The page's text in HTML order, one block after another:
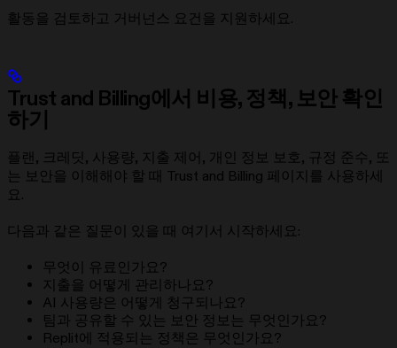
활동을 검토하고 거버넌스 요건을 지원하세요.
Trust and Billing에서 비용, 정책, 보안 확인
하기
플랜, 크레딧, 사용량, 지출 제어, 개인 정보 보호, 규정 준수, 또
는 보안을 이해해야 할 때 Trust and Billing 페이지를 사용하세
요.
다음과 같은 질문이 있을 때 여기서 시작하세요:
무엇이 유료인가요?
지출을 어떻게 관리하나요?
AI 사용량은 어떻게 청구되나요?
팀과 공유할 수 있는 보안 정보는 무엇인가요?
Replit에 적용되는 정책은 무엇인가요?